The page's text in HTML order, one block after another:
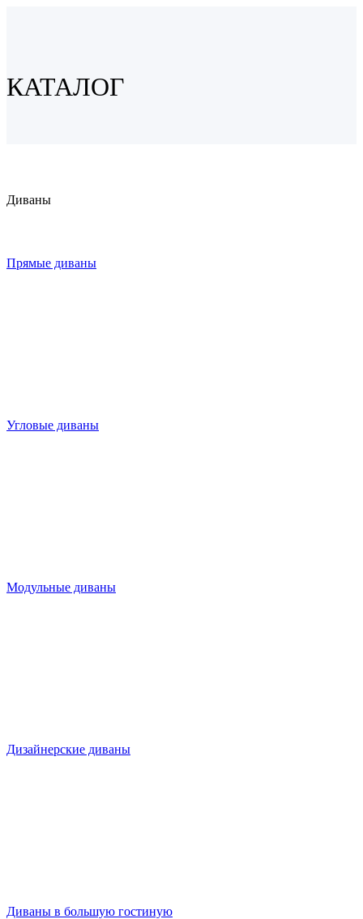
КАТАЛОГ
Диваны
Прямые диваны
Угловые диваны
Модульные диваны
Дизайнерские диваны
Диваны в большую гостиную